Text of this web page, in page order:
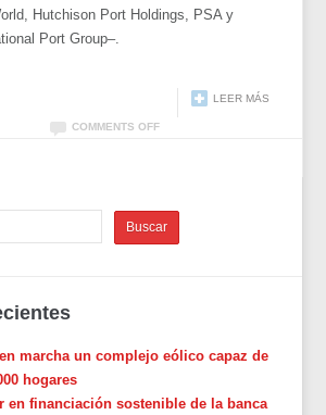
Hutchison Port Holdings, PSA y
Port Group–.
LEER MÁS
COMMENTS OFF
marcha un complejo eólico capaz de
hogares
en financiación sostenible de la banca